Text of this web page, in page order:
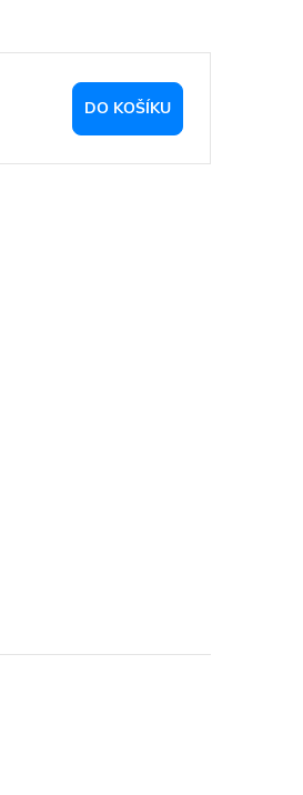
DO KOŠÍKU